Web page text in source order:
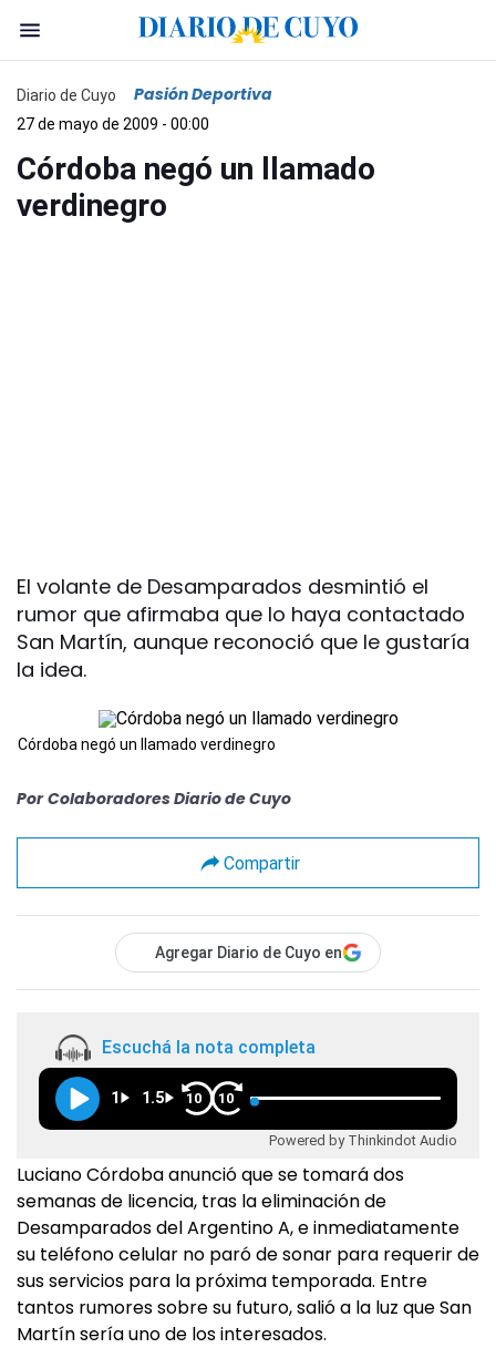
Diario de Cuyo Pasión Deportiva
27 de mayo de 2009 - 00:00
Córdoba negó un llamado
verdinegro
El volante de Desamparados desmintió el
rumor que afirmaba que lo haya contactado
San Martín, aunque reconoció que le gustaría
la idea.
Córdoba negó un llamado verdinegro
Por Colaboradores Diario de Cuyo
Compartir
Agregar Diario de Cuyo en
Escuchá la nota completa
1 1.5 10 10
Powered by Thinkindot Audio
Luciano Córdoba anunció que se tomará dos
semanas de licencia, tras la eliminación de
Desamparados del Argentino A, e inmediatamente
su teléfono celular no paró de sonar para requerir de
sus servicios para la próxima temporada. Entre
tantos rumores sobre su futuro, salió a la luz que San
Martín sería uno de los interesados.